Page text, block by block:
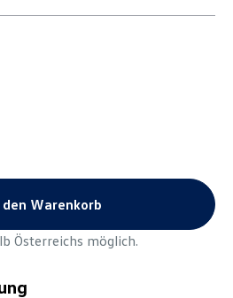
den Warenkorb
Österreichs möglich.